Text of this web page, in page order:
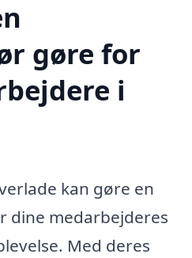
gøre for
i
kan gøre en
dine medarbejderes
Med deres